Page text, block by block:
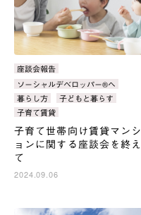
カ
テ
ゴ
リ：
座談会報告
タ
グ：
ソーシャルデベロッパー®へ
暮らし方
子どもと暮らす
子育て賃貸
子育て世帯向け賃貸マンシ
ョンに関する座談会を終え
て
2024.09.06